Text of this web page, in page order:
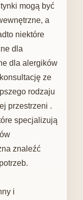
mogą być
a
niektóre
dla
dla alergików
ze
rodzaju
przestrzeni .
specjalizują
znaleźć
i